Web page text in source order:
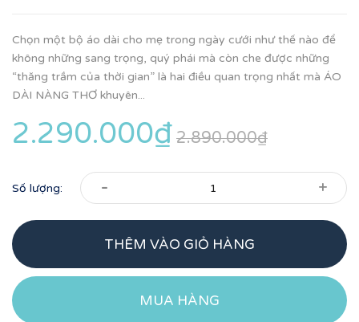
Chọn một bộ áo dài cho mẹ trong ngày cưới như thế nào để
không những sang trọng, quý phái mà còn che được những
“thăng trầm của thời gian” là hai điều quan trọng nhất mà ÁO
DÀI NÀNG THƠ khuyên...
2.290.000₫ 2.890.000₫
Số lượng: - +
THÊM VÀO GIỎ HÀNG
MUA HÀNG